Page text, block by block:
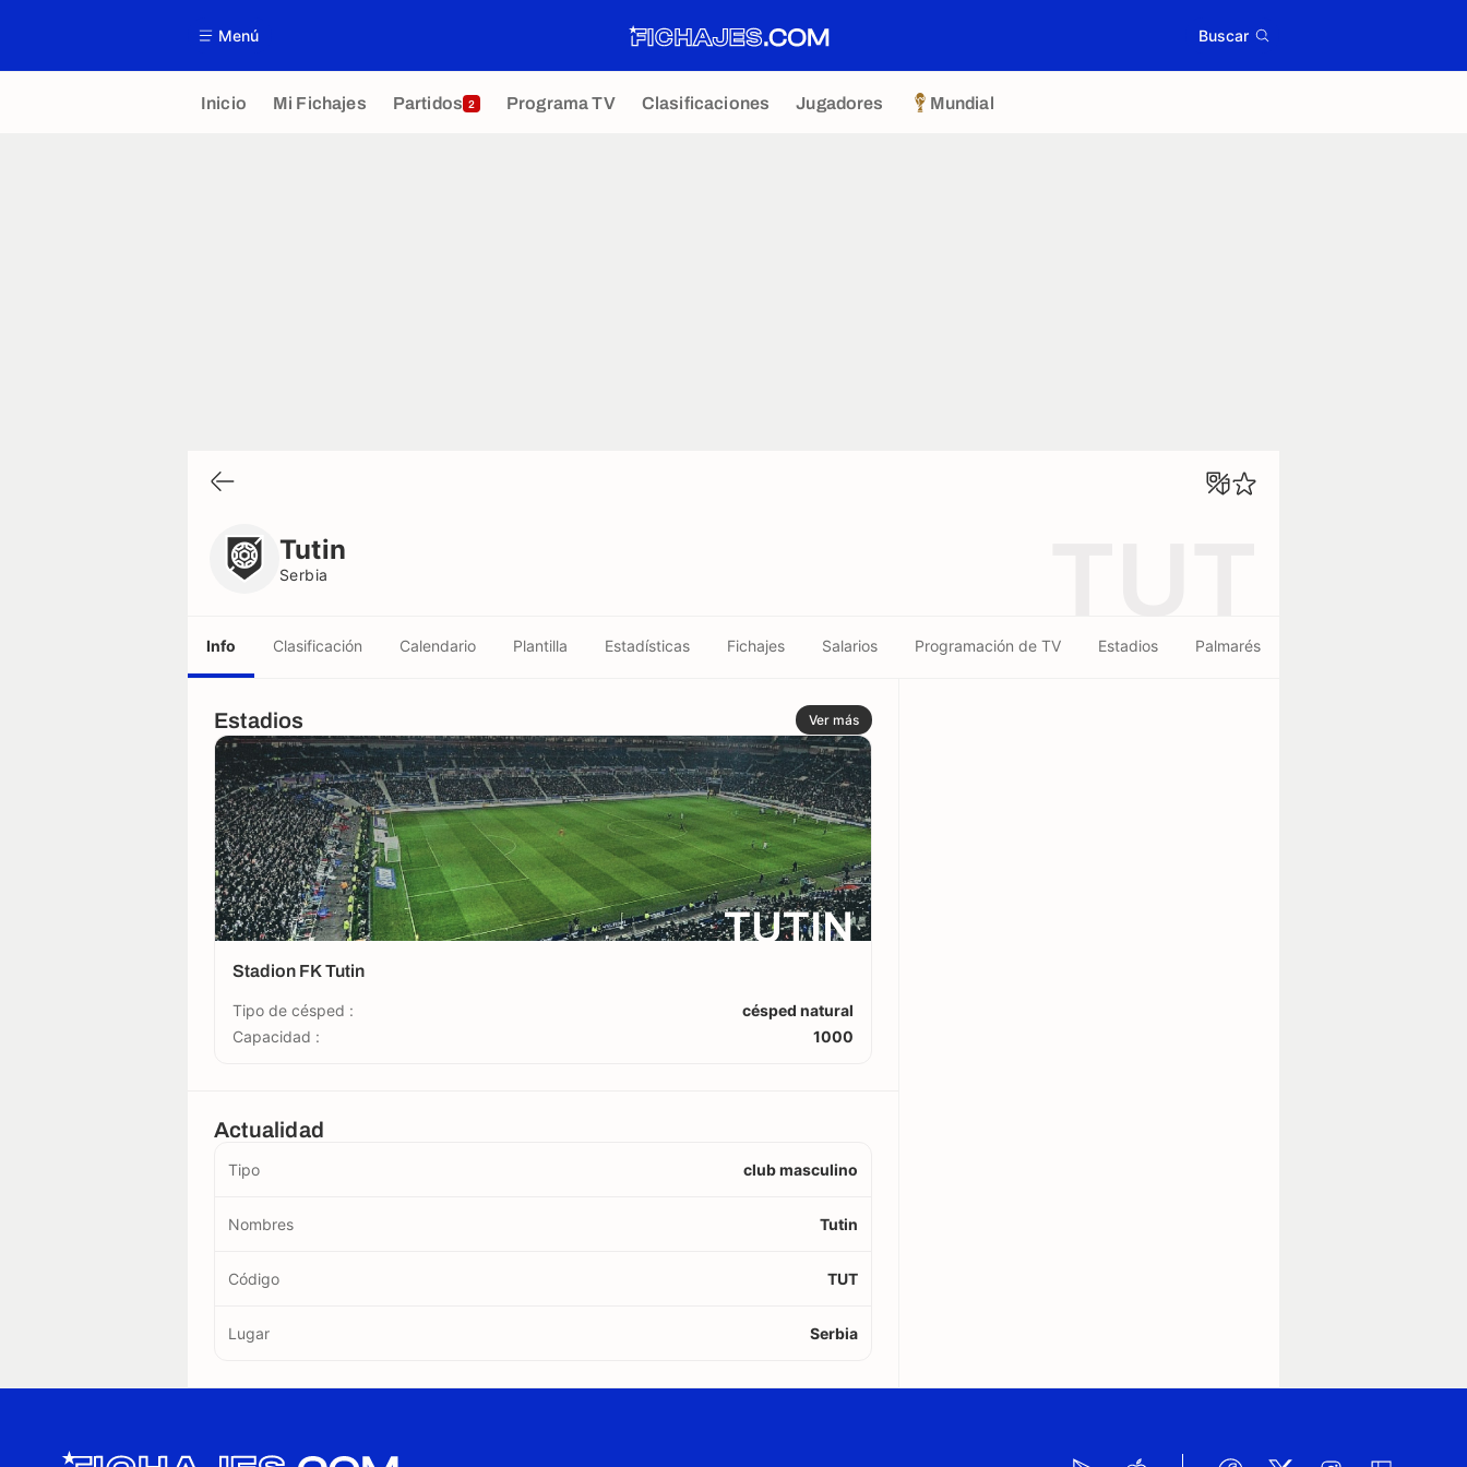
Menú Buscar
Inicio Mi Fichajes Partidos 2 Programa TV Clasificaciones Jugadores Mundial
Tutin
Serbia
Info Clasificación Calendario Plantilla Estadísticas Fichajes Salarios Programación de TV Estadios Palmarés
Estadios Ver más
TUTIN
Stadion FK Tutin
Tipo de césped :
césped natural
Capacidad :
1000
Actualidad
Tipo club masculino
Nombres Tutin
Código TUT
Lugar Serbia